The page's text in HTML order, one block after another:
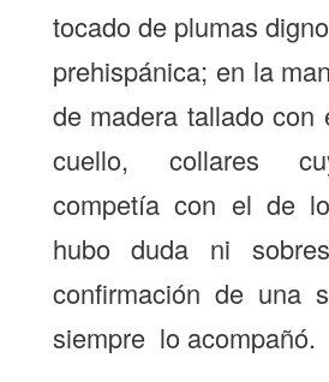
tocado de plumas
prehispánica; en la
de madera tallado con
cuello, collares
competía con el de
hubo duda ni
confirmación de una
siempre lo acompañó.